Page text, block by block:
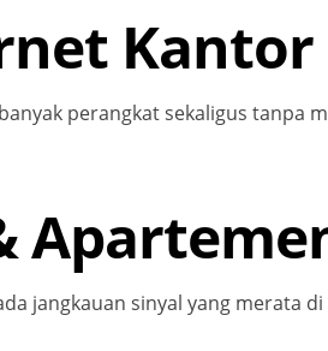
Kantor
perangkat sekaligus tanpa
jangkauan sinyal yang merata